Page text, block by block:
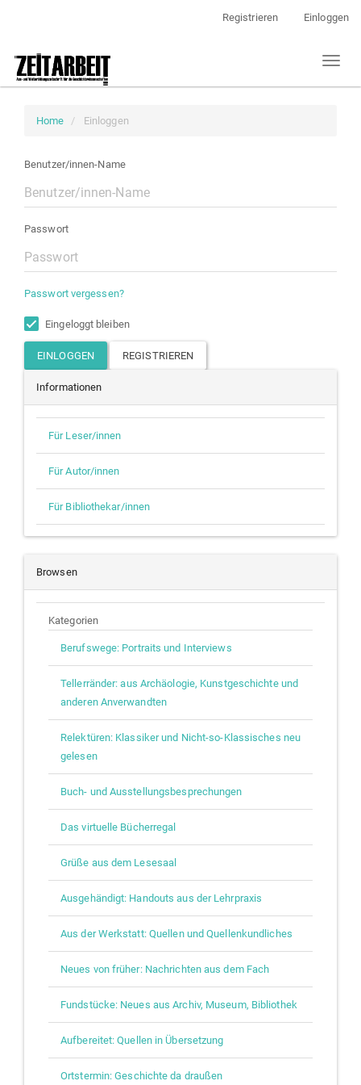
Registrieren Einloggen
Toggle
Home Einloggen
Benutzer/innen-Name
Passwort
Passwort vergessen?
Eingeloggt bleiben
EINLOGGEN REGISTRIEREN
Informationen
Für Leser/innen
Für Autor/innen
Für Bibliothekar/innen
Browsen
Kategorien
Berufswege: Portraits und Interviews
Tellerränder: aus Archäologie, Kunstgeschichte und
anderen Anverwandten
Relektüren: Klassiker und Nicht-so-Klassisches neu
gelesen
Buch- und Ausstellungsbesprechungen
Das virtuelle Bücherregal
Grüße aus dem Lesesaal
Ausgehändigt: Handouts aus der Lehrpraxis
Aus der Werkstatt: Quellen und Quellenkundliches
Neues von früher: Nachrichten aus dem Fach
Fundstücke: Neues aus Archiv, Museum, Bibliothek
Aufbereitet: Quellen in Übersetzung
Ortstermin: Geschichte da draußen